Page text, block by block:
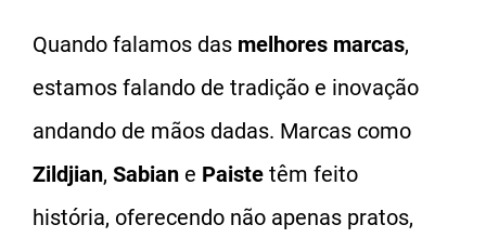
Quando falamos das melhores marcas,
estamos falando de tradição e inovação
andando de mãos dadas. Marcas como
Zildjian, Sabian e Paiste têm feito
história, oferecendo não apenas pratos,